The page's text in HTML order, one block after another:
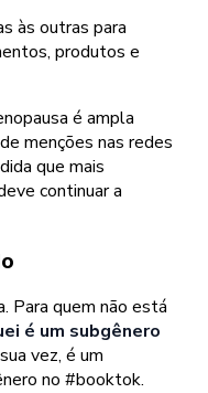
às outras para
produtos e
é ampla
menções nas redes
que mais
continuar a
Para quem não está
é um subgênero
vez, é um
no #booktok.